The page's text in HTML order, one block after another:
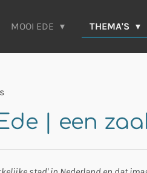
MOOI EDE THEMA'S
| een